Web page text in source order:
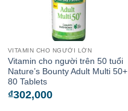
VITAMIN CHO NGƯỜI LỚN
Vitamin cho người trên 50 tuổi
Nature’s Bounty Adult Multi 50+
80 Tablets
₫302,000